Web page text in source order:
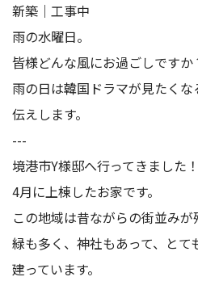
新築｜工事中
雨の水曜日。
皆様どんな風にお過ごしですか
雨の日は韓国ドラマが見たく
伝えします。
---
境港市Y様邸へ行ってきました！
4月に上棟したお家です。
この地域は昔ながらの街並みが
緑も多く、神社もあって、と
建っています。